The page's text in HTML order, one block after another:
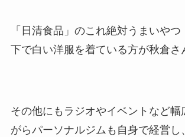
「日清食品」のこれ絶対うまいや
下で白い洋服を着ている方が秋倉さ
その他にもラジオやイベントなど幅
がらパーソナルジムも自身で経営し